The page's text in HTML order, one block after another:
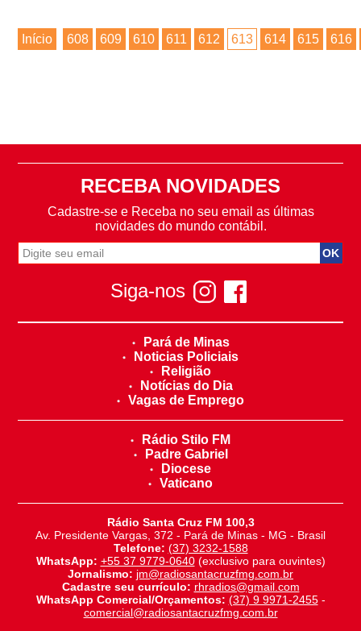
Início 608 609 610 611 612 613 614 615 616
RECEBA NOVIDADES
Cadastre-se e Receba no seu email as últimas
novidades do mundo contábil.
Siga-nos
Pará de Minas
Noticias Policiais
Religião
Notícias do Dia
Vagas de Emprego
Rádio Stilo FM
Padre Gabriel
Diocese
Vaticano
Rádio Santa Cruz FM 100,3
Av. Presidente Vargas, 372 - Pará de Minas - MG - Brasil
Telefone: (37) 3232-1588
WhatsApp: +55 37 9779-0640(exclusivo para ouvintes)
Jornalismo: jm@radiosantacruzfmg.com.br
Cadastre seu currículo: rhradios@gmail.com
WhatsApp Comercial/Orçamentos: (37) 9 9971-2455-
comercial@radiosantacruzfmg.com.br